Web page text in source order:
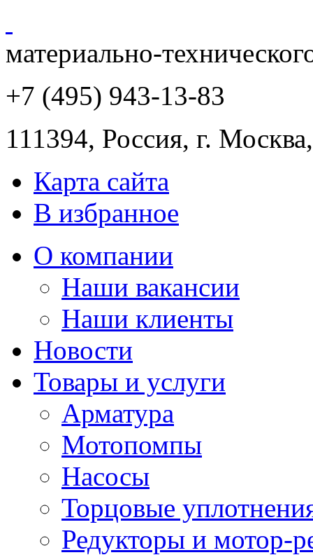
материально-
+7 (495) 943-13-83
111394, Россия, г. Москва
Карта сайта
В избранное
О компании
Наши вакансии
Наши клиенты
Новости
Товары и услуги
Арматура
Мотопомпы
Насосы
Торцовые
Редукторы и мотор-